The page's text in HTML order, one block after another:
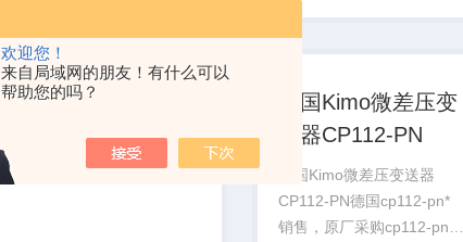
欢迎您！
来自局域网的朋友！有什么可以
帮助您的吗？
客户，让客户能够更放心的
购买我们的产品，对我们的
法国Kimo微差压变
送器CP112-PN
法国Kimo微差压变送器
CP112-PN德国cp112-pn*
销售，原厂采购cp112-pn，